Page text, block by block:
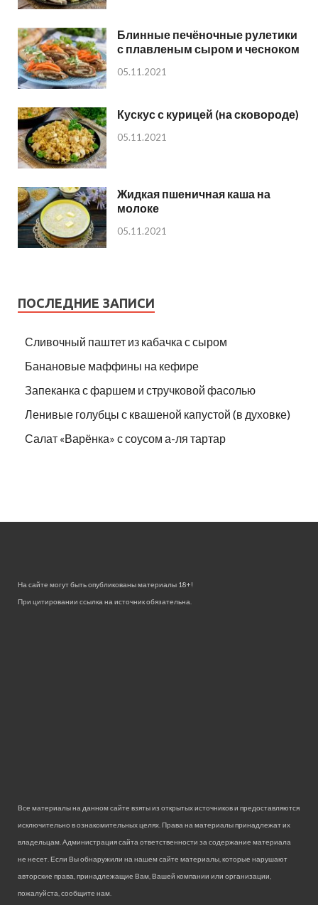
Блинные печёночные рулетики
с плавленым сыром и чесноком
05.11.2021
Кускус с курицей (на сковороде)
05.11.2021
Жидкая пшеничная каша на
молоке
05.11.2021
ПОСЛЕДНИЕ ЗАПИСИ
Сливочный паштет из кабачка с сыром
Банановые маффины на кефире
Запеканка с фаршем и стручковой фасолью
Ленивые голубцы с квашеной капустой (в духовке)
Салат «Варёнка» с соусом а-ля тартар
На сайте могут быть опубликованы материалы 18+!
При цитировании ссылка на источник обязательна.
Все материалы на данном сайте взяты из открытых источников и предоставляются
исключительно в ознакомительных целях. Права на материалы принадлежат их
владельцам. Администрация сайта ответственности за содержание материала
не несет. Если Вы обнаружили на нашем сайте материалы, которые нарушают
авторские права, принадлежащие Вам, Вашей компании или организации,
пожалуйста, сообщите нам.